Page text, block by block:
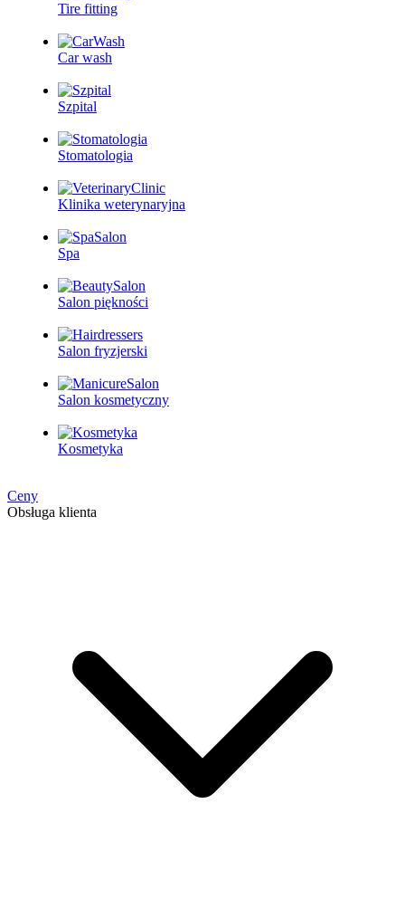
Tire fitting
Car wash
Szpital
Stomatologia
Klinika weterynaryjna
Spa
Salon piękności
Salon fryzjerski
Salon kosmetyczny
Kosmetyka
Ceny
Obsługa klienta